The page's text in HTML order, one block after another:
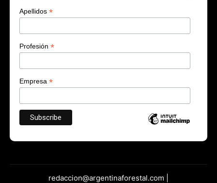
Apellidos *
Profesión *
Empresa *
redaccion@argentinaforestal.com |